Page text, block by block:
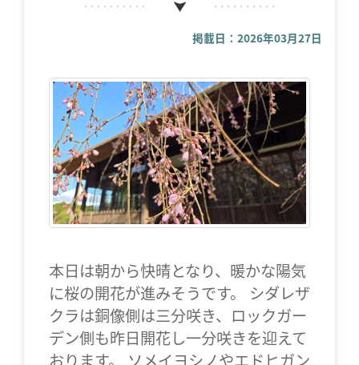
掲載日：2026年03月27日
本日は朝から快晴となり、暖かな陽気
に桜の開花が進みそうです。 シダレザ
クラは銅像側は三分咲き、ロックガー
デン側も昨日開花し一分咲きを迎えて
おります。 ソメイヨシノやエドヒガン